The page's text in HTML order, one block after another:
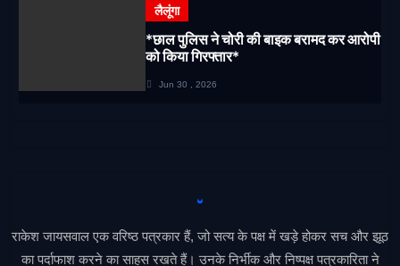
लैलूंगा
*छाल पुलिस ने चोरी की बाइक बरामद कर आरोपी
को किया गिरफ्तार*
Jun 30 , 2026
राकेश जायसवाल एक वरिष्ठ पत्रकार हैं, जो सत्य के पक्ष में खड़े होकर सच और झूठ
का पर्दाफाश करने का साहस रखते हैं। उनके निर्भीक और निष्पक्ष पत्रकारिता ने